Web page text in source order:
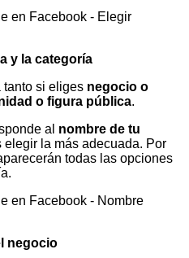
y la categoría
tanto si eliges negocio o
o figura pública.
al nombre de tu
elegir la más adecuada. Por
todas las opciones
negocio